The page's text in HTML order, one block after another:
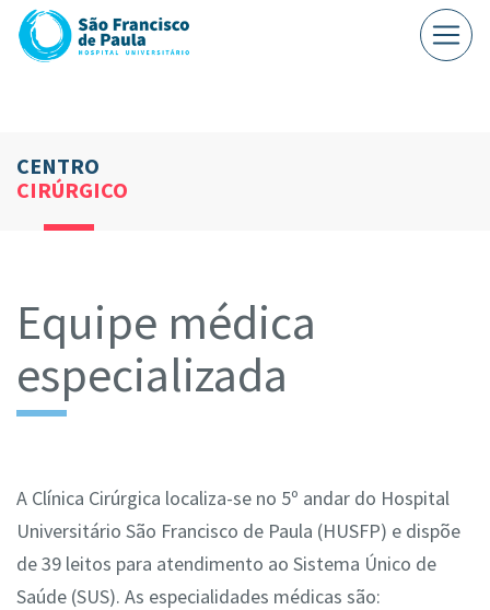
CENTRO
CIRÚRGICO
Equipe médica
especializada
A Clínica Cirúrgica localiza-se no 5º andar do Hospital
Universitário São Francisco de Paula (HUSFP) e dispõe
de 39 leitos para atendimento ao Sistema Único de
Saúde (SUS). As especialidades médicas são: